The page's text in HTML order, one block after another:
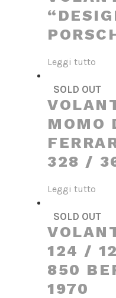
Leggi tutto
SOLD OUT
MOMO
328 /
Leggi tutto
SOLD OUT
124 /
850
1970